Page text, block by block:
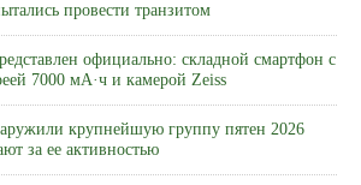
провести транзитом
официально: складной смартфон с
7000 мА·ч и камерой Zeiss
крупнейшую группу пятен 2026
за ее активностью